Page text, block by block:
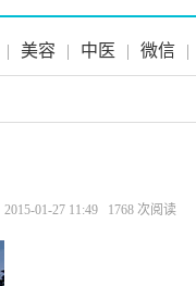
| 美容 | 中医 | 微信 |
01-27 11:49 1768 次阅读